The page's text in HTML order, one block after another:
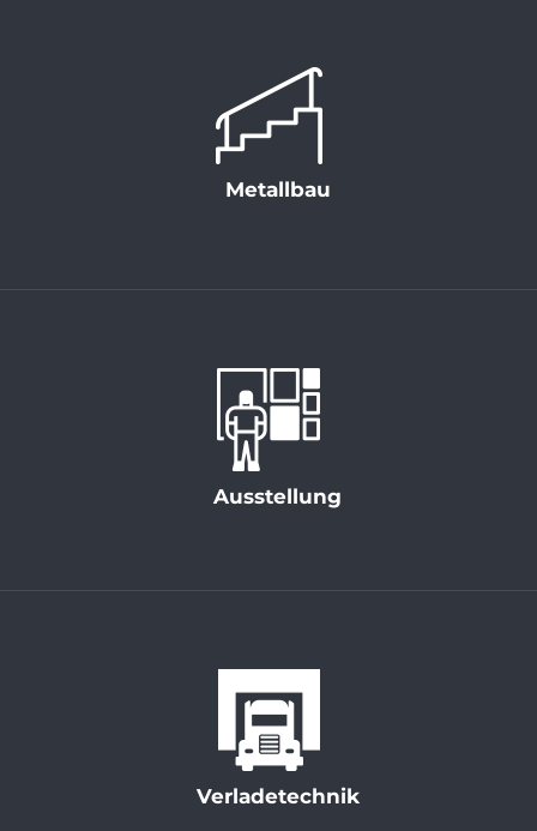
Metallbau
Ausstellung
Verladetechnik